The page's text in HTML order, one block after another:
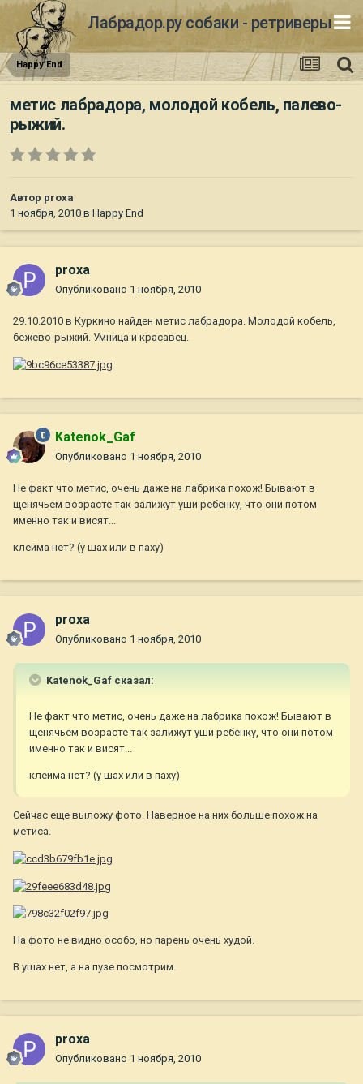
Лабрадор.ру собаки - ретриверы
Happy End
метис лабрадора, молодой кобель, палево-
рыжий.
Автор proxa
1 ноября, 2010 в Happy End
proxa
Опубликовано 1 ноября, 2010
29.10.2010 в Куркино найден метис лабрадора. Молодой кобель,
бежево-рыжий. Умница и красавец.
Katenok_Gaf
Опубликовано 1 ноября, 2010
Не факт что метис, очень даже на лабрика похож! Бывают в
щенячьем возрасте так залижут уши ребенку, что они потом
именно так и висят...
клейма нет? (у шах или в паху)
proxa
Опубликовано 1 ноября, 2010
Katenok_Gaf сказал:
Не факт что метис, очень даже на лабрика похож! Бывают в
щенячьем возрасте так залижут уши ребенку, что они потом
именно так и висят...
клейма нет? (у шах или в паху)
Сейчас еще выложу фото. Наверное на них больше похож на
метиса.
На фото не видно особо, но парень очень худой.
В ушах нет, а на пузе посмотрим.
proxa
Опубликовано 1 ноября, 2010